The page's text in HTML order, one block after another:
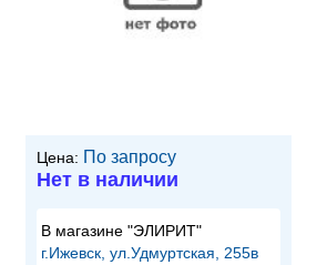
Цена: По запросу
Нет в наличии
В магазине "ЭЛИРИТ"
г.Ижевск, ул.Удмуртская, 255в